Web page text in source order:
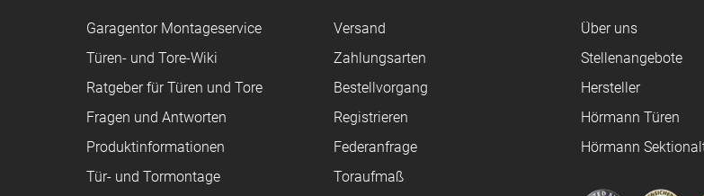
Garagentor Montageservice
Türen- und Tore-Wiki
Ratgeber für Türen und Tore
Fragen und Antworten
Produktinformationen
Tür- und Tormontage
Versand
Zahlungsarten
Bestellvorgang
Registrieren
Federanfrage
Toraufmaß
Über uns
Stellenangebote
Hersteller
Hörmann Türen
Hörmann